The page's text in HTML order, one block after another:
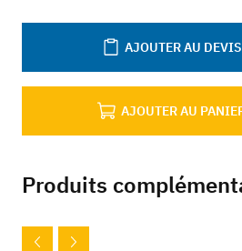
AJOUTER AU
AJOUTER AU DEVIS
Produits